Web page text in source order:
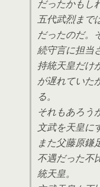
だったかもし
五代武烈まで
だったのだ。
続守言に担当
持統天皇だけ
が遅れていた
る。
それもあろう
文武を天皇に
また父藤原鎌
不遇だった不
統天皇。